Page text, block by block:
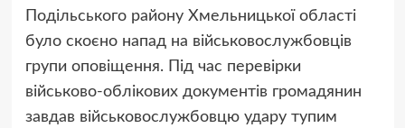
Подільського району Хмельницької області
було скоєно напад на військовослужбовців
групи оповіщення. Під час перевірки
військово-облікових документів громадянин
завдав військовослужбовцю удару тупим